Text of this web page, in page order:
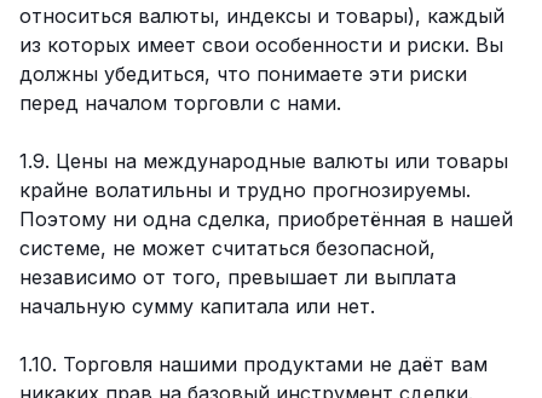
относиться валюты, индексы и товары), каждый
из которых имеет свои особенности и риски. Вы
должны убедиться, что понимаете эти риски
перед началом торговли с нами.
1.9. Цены на международные валюты или товары
крайне волатильны и трудно прогнозируемы.
Поэтому ни одна сделка, приобретённая в нашей
системе, не может считаться безопасной,
независимо от того, превышает ли выплата
начальную сумму капитала или нет.
1.10. Торговля нашими продуктами не даёт вам
никаких прав на базовый инструмент сделки.